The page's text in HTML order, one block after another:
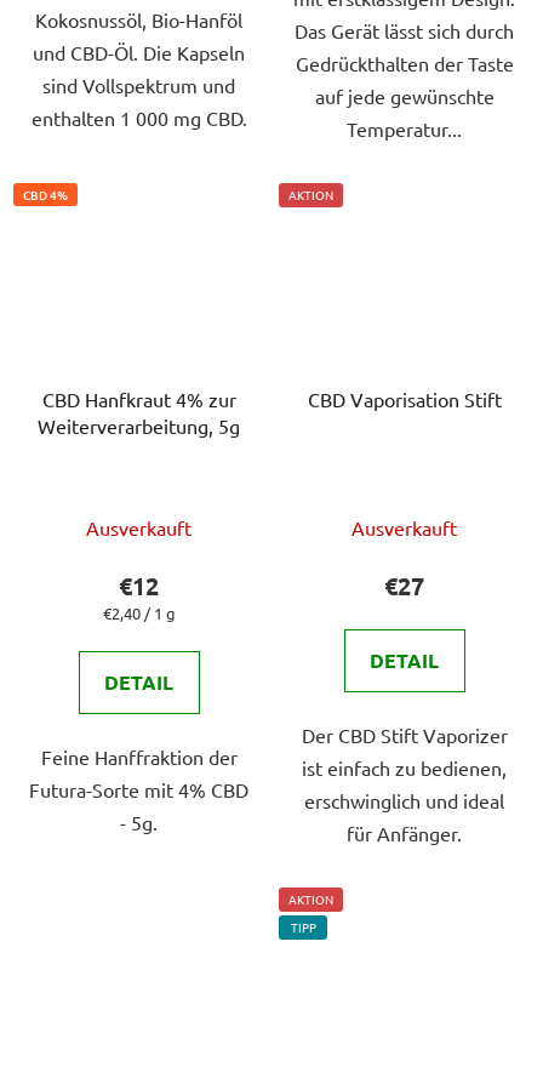
Kokosnussöl, Bio-Hanföl
und CBD-Öl. Die Kapseln
sind Vollspektrum und
enthalten 1 000 mg CBD.
Das Gerät lässt sich durch
Gedrückthalten der Taste
auf jede gewünschte
Temperatur...
CBD 4%
CBD Hanfkraut 4% zur
Weiterverarbeitung, 5g
durchschnittliche
Produktbewertung
ist
von
Ausverkauft
€12
Verkaufspreis:
€2,40 / 1 g
DETAIL
Feine Hanffraktion der
Futura-Sorte mit 4% CBD
- 5g.
AKTION
CBD Vaporisation Stift
5,0
von
Sternen.
Ausverkauft
€27
DETAIL
Der CBD Stift Vaporizer
ist einfach zu bedienen,
erschwinglich und ideal
für Anfänger.
AKTION
TIPP